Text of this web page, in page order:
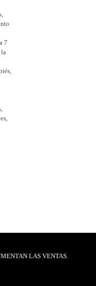
7
LAS VENTAS.